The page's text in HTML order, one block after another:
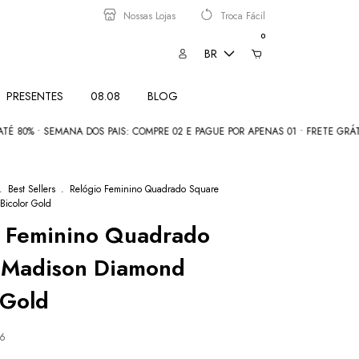
Nossas Lojas Troca Fácil
BR
0
PRESENTES 08.08 BLOG
DOS PAIS: COMPRE 02 E PAGUE POR APENAS 01 • FRETE GRÁTIS
. Best Sellers . Relógio Feminino Quadrado Square
Gold
Quadrado
Diamond